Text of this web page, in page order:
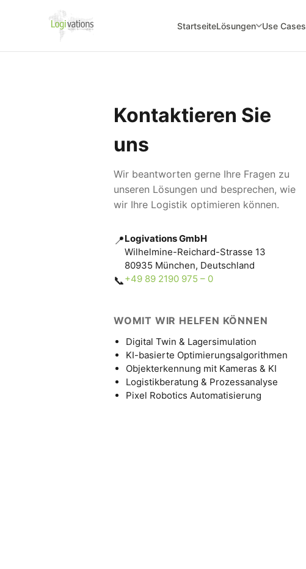
StartseiteLösungen Use Cases
Kontaktieren Sie
uns
Wir beantworten gerne Ihre Fragen zu
unseren Lösungen und besprechen, wie
wir Ihre Logistik optimieren können.
📍Logivations GmbH
Wilhelmine-Reichard-Strasse 13
80935 München, Deutschland
📞+49 89 2190 975 – 0
WOMIT WIR HELFEN KÖNNEN
Digital Twin & Lagersimulation
KI-basierte Optimierungsalgorithmen
Objekterkennung mit Kameras & KI
Logistikberatung & Prozessanalyse
Pixel Robotics Automatisierung